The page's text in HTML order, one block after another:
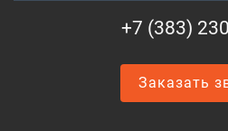
+7 (383)
Заказать